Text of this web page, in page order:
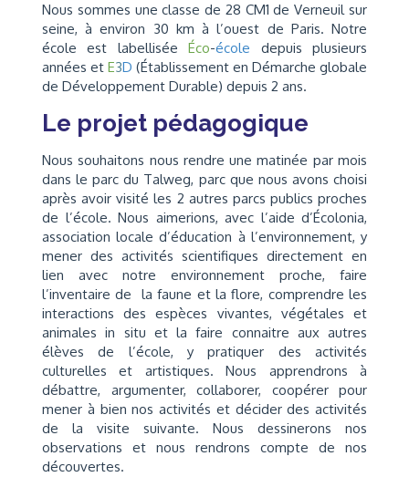
Nous sommes une classe de 28 CM1 de Verneuil sur
seine, à environ 30 km à l’ouest de Paris. Notre
école est labelliséeÉco-école depuis plusieurs
années et E3D (Établissement en Démarche globale
de Développement Durable) depuis 2 ans.
Le projet pédagogique
Nous souhaitons nous rendre une matinée par mois
dans le parc du Talweg, parc que nous avons choisi
après avoir visité les 2 autres parcs publics proches
de l’école. Nous aimerions, avec l’aide d’Écolonia,
association locale d’éducation à l’environnement, y
mener des activités scientifiques directement en
lien avec notre environnement proche, faire
l’inventaire de la faune et la flore, comprendre les
interactions des espèces vivantes, végétales et
animales in situ et la faire connaitre aux autres
élèves de l’école, y pratiquer des activités
culturelles et artistiques. Nous apprendrons à
débattre, argumenter, collaborer, coopérer pour
mener à bien nos activités et décider des activités
de la visite suivante. Nous dessinerons nos
observations et nous rendrons compte de nos
découvertes.